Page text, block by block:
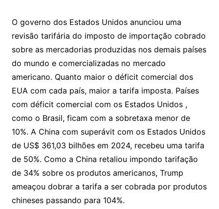
at
s
A
p
p
c
e
b
o
o
k
itt
er
ai
l
O governo dos Estados Unidos anunciou uma
revisão tarifária do imposto de importação cobrado
sobre as mercadorias produzidas nos demais países
do mundo e comercializadas no mercado
americano. Quanto maior o déficit comercial dos
EUA com cada país, maior a tarifa imposta. Países
com déficit comercial com os Estados Unidos ,
como o Brasil, ficam com a sobretaxa menor de
10%. A China com superávit com os Estados Unidos
de US$ 361,03 bilhões em 2024, recebeu uma tarifa
de 50%. Como a China retaliou impondo tarifação
de 34% sobre os produtos americanos, Trump
ameaçou dobrar a tarifa a ser cobrada por produtos
chineses passando para 104%.